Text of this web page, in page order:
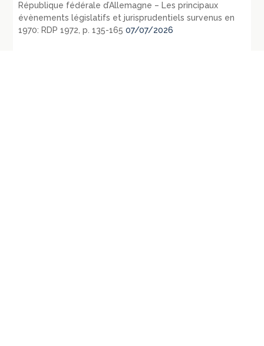
République fédérale d’Allemagne – Les principaux
évènements législatifs et jurisprudentiels survenus en
1970: RDP 1972, p. 135-165 07/07/2026